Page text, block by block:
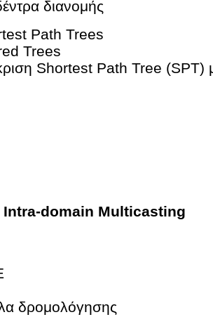
διανομής
Path Trees
Trees
Shortest Path Tree (SPT)
Intra-domain Multicasting
δρομολόγησης